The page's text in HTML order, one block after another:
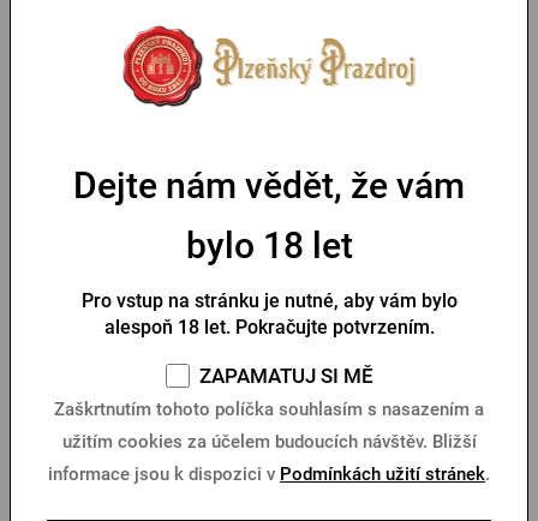
Doprava zdarma
Dámská Softshellová bunda
Pilsner Urquell
Skladem > 10 ks
1 750 Kč Koupit
Dámská bunda Pilsner
Urquell SUE, kolekce
3 290 Kč Koupit
Dejte nám vědět, že vám
bylo 18 let
Pro vstup na stránku je nutné, aby vám bylo
alespoň 18 let. Pokračujte potvrzením.
ZAPAMATUJ SI MĚ
Zaškrtnutím tohoto políčka souhlasím s nasazením a
užitím cookies za účelem budoucích návštěv. Bližší
informace jsou k dispozici v Podmínkách užití stránek.